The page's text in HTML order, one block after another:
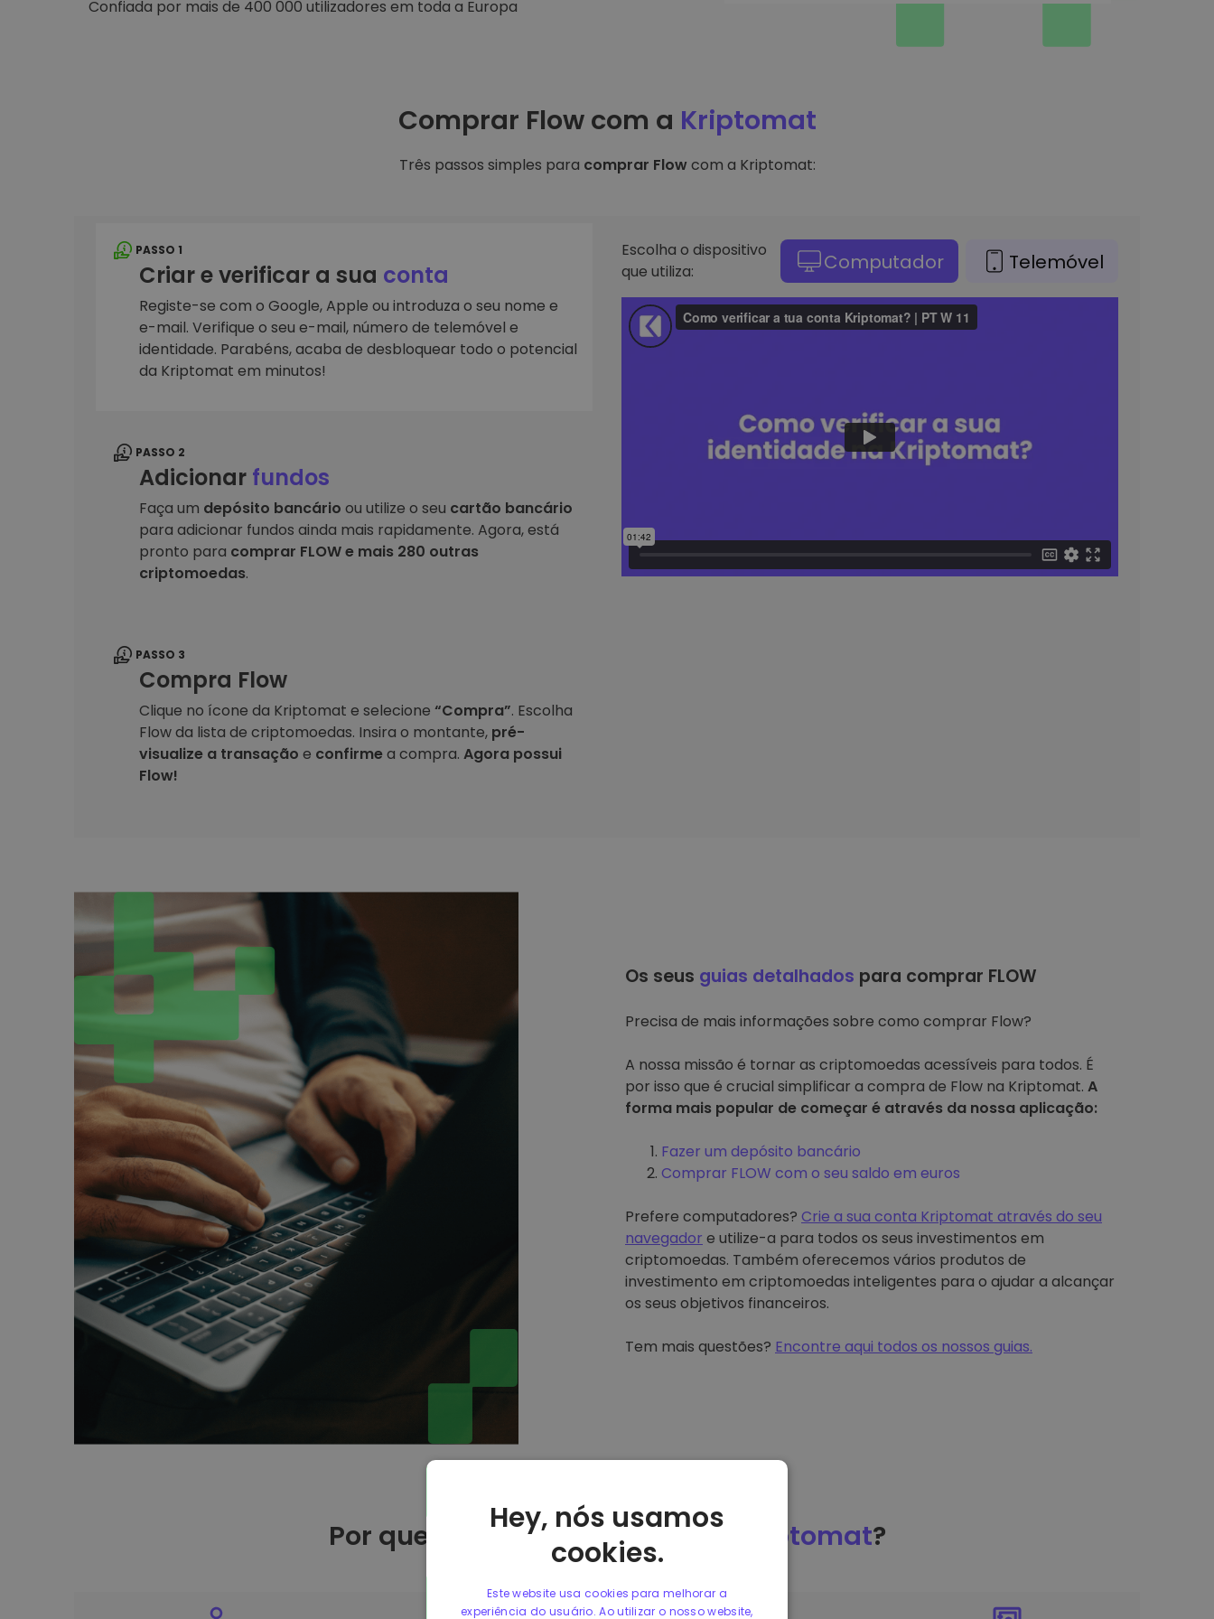
Confiada por mais de 400 000 utilizadores em toda a Europa
Comprar Flow com a Kriptomat
Três passos simples para comprar Flowcom a Kriptomat:
PASSO 1
Criar e verificar a sua conta
Registe-se com o Google, Apple ou introduza o seu nome e
e-mail. Verifique o seu e-mail, número de telemóvel e
identidade. Parabéns, acaba de desbloquear todo o potencial
da Kriptomat em minutos!
PASSO 2
Adicionar fundos
Faça um depósito bancário ou utilize o seu cartão bancário
para adicionar fundos ainda mais rapidamente. Agora, está
pronto para comprar FLOW e mais 280 outras
criptomoedas.
PASSO 3
Compra Flow
Clique no ícone da Kriptomat e selecione “Compra”. Escolha
Flow da lista de criptomoedas. Insira o montante, pré-
visualize a transação e confirmea compra. Agora possui
Flow!
Escolha o dispositivo
que utiliza:
Computador Telemóvel
Os seus guias detalhados para comprar FLOW
Precisa de mais informações sobre como comprar Flow?
A nossa missão é tornar as criptomoedas acessíveis para todos. É
por isso que é crucial simplificar a compra de Flow na Kriptomat. A
forma mais popular de começar é através da nossa aplicação:
Fazer um depósito bancário
Comprar FLOW com o seu saldo em euros
Prefere computadores? Crie a sua conta Kriptomat através do seu
navegador e utilize-a para todos os seus investimentos em
criptomoedas. Também oferecemos vários produtos de
investimento em criptomoedas inteligentes para o ajudar a alcançar
os seus objetivos financeiros.
Tem mais questões? Encontre aqui todos os nossos guias.
Por que devo comprar Flow na Kriptomat?
Hey, nós usamos
cookies.
Este website usa cookies para melhorar a
experiência do usuário. Ao utilizar o nosso website,